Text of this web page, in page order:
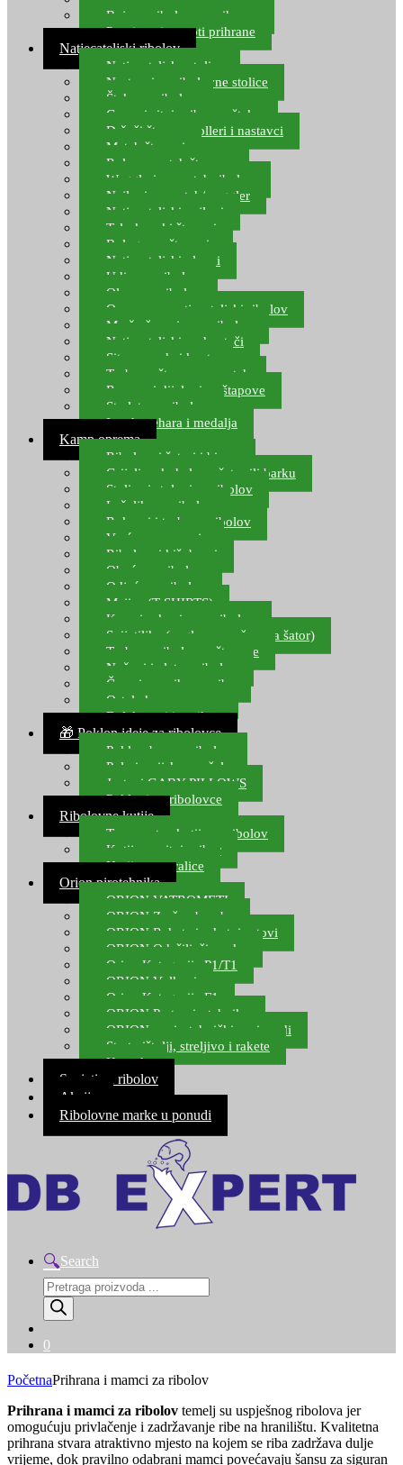
Boje za ribolovnu prihranu
Provjereni recepti prihrane
Natjecateljski ribolov
Natjecateljske stolice
Nastavci za ribolovne stolice
Šteke za ribolov
Gume i sitni pribor za šteku
Držači štapova rolleri i nastavci
Match štapovi
Role za match štapove
Waggleri za match ribolov
Najloni za match/waggler
Natjecateljski najloni
Teleskopski štapovi
Bolognese štapovi
Natjecateljski plovci
Udice za ribolov
Olovo za ribolov
Oprema za natjecateljski ribolov
Mreže čuvarice za ribolov
Natjecateljski podmetači
Sito, posude i kante
Torbe za štapove – match
Rezervni dijelovi za štapove
Starlete za ribolov
Izrada pehara i medalja
Kamp oprema
Ribolovni šatori i bivvy
Grijalice, kuhala za šator ili barku
Stolice i stolovi za ribolov
Ležaljke za ribolov
Ruksaci i torbe za ribolov
Vreće za spavanje
Ribolovni kišobrani
Obuća za ribolov
Odjeća za ribolov
Majice (T-SHIRTS)
Kape i rukavice za ribolov
Svijetiljke (naglavne, ručne, za šator)
Torbe za ribolovne štapove
Noževi i alat za ribolov
Čamci za prihranu ribe
Ostala kamp oprema
Dalekozori i optika
🎁 Poklon ideje za ribolovce
Poklon bon za ribolov
Polarizacijske naočale
Jastuci GABY PILLOWS
Pokloni za ribolovce
Ribolovne kutije
Transportne kutije za ribolov
Kutije za sitni pribor
Kutije za varalice
Orion pirotehnika
ORION VATROMETI
ORION Zračne bombe
ORION Rakete i raketni setovi
ORION Odašiljači zvuka
Orion Kategorija P1/T1
ORION Vulkani
Orion Kategorija F1
ORION Party pirotehnika
ORION nepirotehnički proizvodi
Start pištolji, streljivo i rakete
Kontakt
Savjeti za ribolov
Akcija
Ribolovne marke u ponudi
Search
Products
search
0
PočetnaPrihrana i mamci za ribolov
Prihrana i mamci za ribolov temelj su uspješnog ribolova jer
omogućuju privlačenje i zadržavanje ribe na hranilištu. Kvalitetna
prihrana stvara atraktivno mjesto na kojem se riba zadržava dulje
vrijeme, dok pravilno odabrani mamci povećavaju šansu za siguran